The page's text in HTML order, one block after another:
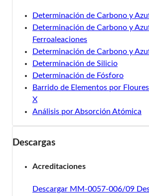
Determinación de Carbono y
Determinación de Carbono y
Ferroaleaciones
Determinación de Carbono y
Determinación de Silicio
Determinación de Fósforo
Barrido de Elementos por
X
Análisis por Absorción Atómica
Descargas
Acreditaciones
Descargar MM-0057-006/09